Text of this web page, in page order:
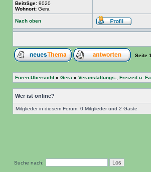
Beiträge: 9020
Wohnort: Gera
Nach oben
Seite 1
Foren-Übersicht» Gera » Veranstaltungs-, Freizeit u.
Wer ist online?
Mitglieder in diesem Forum: 0 Mitglieder und 2 Gäste
Suche nach: